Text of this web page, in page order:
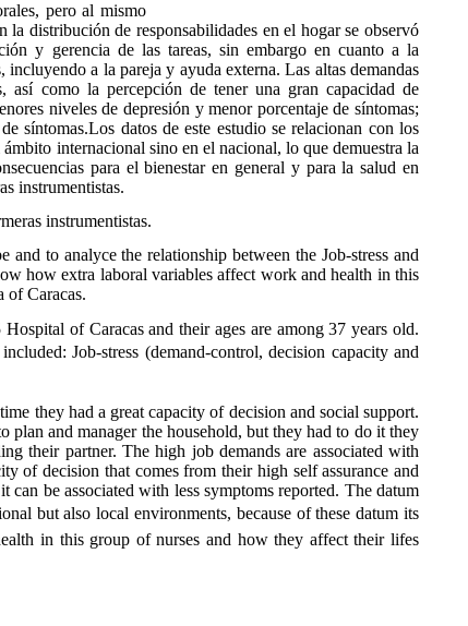
pero al mismo
distribución de responsabilidades en el hogar se observó
y gerencia de las tareas, sin embargo en cuanto a la
a la pareja y ayuda externa. Las altas demandas
así como la percepción de tener una gran capacidad de
niveles de depresión y menor porcentaje de síntomas;
síntomas.Los datos de este estudio se relacionan con los
internacional sino en el nacional, lo que demuestra la
para el bienestar en general y para la salud en
instrumentistas.
instrumentistas.
to analyce the relationship between the Job-stress and
how extra laboral variables affect work and health in this
of Caracas.
of Caracas and their ages are among 37 years old.
Job-stress (demand-control, decision capacity and
they had a great capacity of decision and social support.
plan and manager the household, but they had to do it they
their partner. The high job demands are associated with
of decision that comes from their high self assurance and
be associated with less symptoms reported. The datum
but also local environments, because of these datum its
in this group of nurses and how they affect their lifes